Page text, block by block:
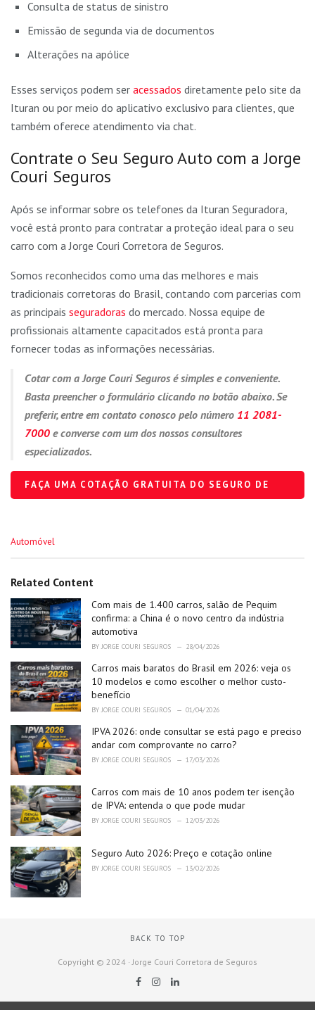
Consulta de status de sinistro
Emissão de segunda via de documentos
Alterações na apólice
Esses serviços podem ser acessados diretamente pelo site da
Ituran ou por meio do aplicativo exclusivo para clientes, que
também oferece atendimento via chat.
Contrate o Seu Seguro Auto com a Jorge
Couri Seguros
Após se informar sobre os telefones da Ituran Seguradora,
você está pronto para contratar a proteção ideal para o seu
carro com a Jorge Couri Corretora de Seguros.
Somos reconhecidos como uma das melhores e mais
tradicionais corretoras do Brasil, contando com parcerias com
as principais seguradoras do mercado. Nossa equipe de
profissionais altamente capacitados está pronta para
fornecer todas as informações necessárias.
Cotar com a Jorge Couri Seguros é simples e conveniente.
Basta preencher o formulário clicando no botão abaixo. Se
preferir, entre em contato conosco pelo número 11 2081-
7000 e converse com um dos nossos consultores
especializados.
FAÇA UMA COTAÇÃO GRATUITA DO SEGURO DE
C
e
o
r
i
e
:
Automóvel
Related Content
Com mais de 1.400 carros, salão de Pequim
confirma: a China é o novo centro da indústria
automotiva
BY JORGE COURI SEGUROS 28/04/2026
Carros mais baratos do Brasil em 2026: veja os
10 modelos e como escolher o melhor custo-
benefício
BY JORGE COURI SEGUROS 01/04/2026
IPVA 2026: onde consultar se está pago e preciso
andar com comprovante no carro?
BY JORGE COURI SEGUROS 17/03/2026
Carros com mais de 10 anos podem ter isenção
de IPVA: entenda o que pode mudar
BY JORGE COURI SEGUROS 12/03/2026
Seguro Auto 2026: Preço e cotação online
BY JORGE COURI SEGUROS 13/02/2026
BACK TO TOP
Copyright © 2024 · Jorge Couri Corretora de Seguros